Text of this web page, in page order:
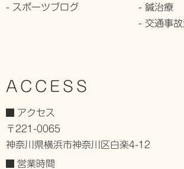
- スポーツブログ
- 鍼治療
- 交通事
ACCESS
アクセス
〒221-0065
神奈川県横浜市神奈川区白楽4-12
営業時間